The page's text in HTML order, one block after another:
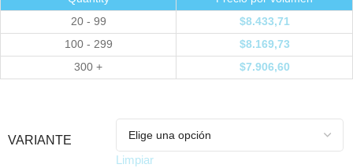
20 - 99
$8.433,71
100 - 299
$8.169,73
300 +
$7.906,60
VARIANTE
Limpiar